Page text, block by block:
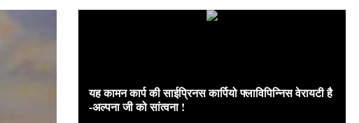
यह कामन कार्प की साईप्रिनस कार्पियो फ्लाविपिन्निस वेरायटी है
-अल्पना जी को सांत्वना !